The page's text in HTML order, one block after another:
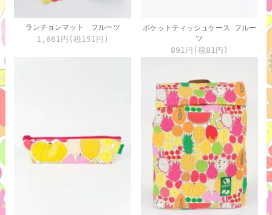
ランチョンマット フルーツ
1,661円(税151円)
ポケットティッシュケース フルー
ツ
891円(税81円)